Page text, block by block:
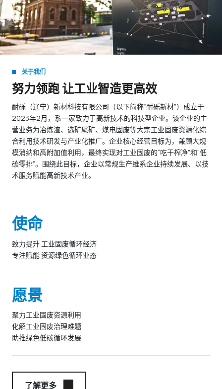
关于我们
努力领跑 让工业智造更高效
耐砾（辽宁）新材科技有限公司（以下简称“耐砾新材”）成立于
2023年2月，系一家致力于高新技术的科技型企业。该企业的主
营业务为冶炼渣、选矿尾矿、煤电固废等大宗工业固废资源化综
合利用技术研发与产业化推广。企业核心经营目标为，兼顾大规
模消纳和高附加值利用，最终实现对工业固废的“吃干榨净”和“低
碳零排”。围绕此目标，企业以常规生产维系企业持续发展、以技
术服务赋能高新技术产业。
使命
致力提升 工业固废循环经济
专注赋能 资源绿色循环业态
愿景
聚力工业固废资源利用
化解工业固废治理难题
助推绿色低碳循环发展
了解更多